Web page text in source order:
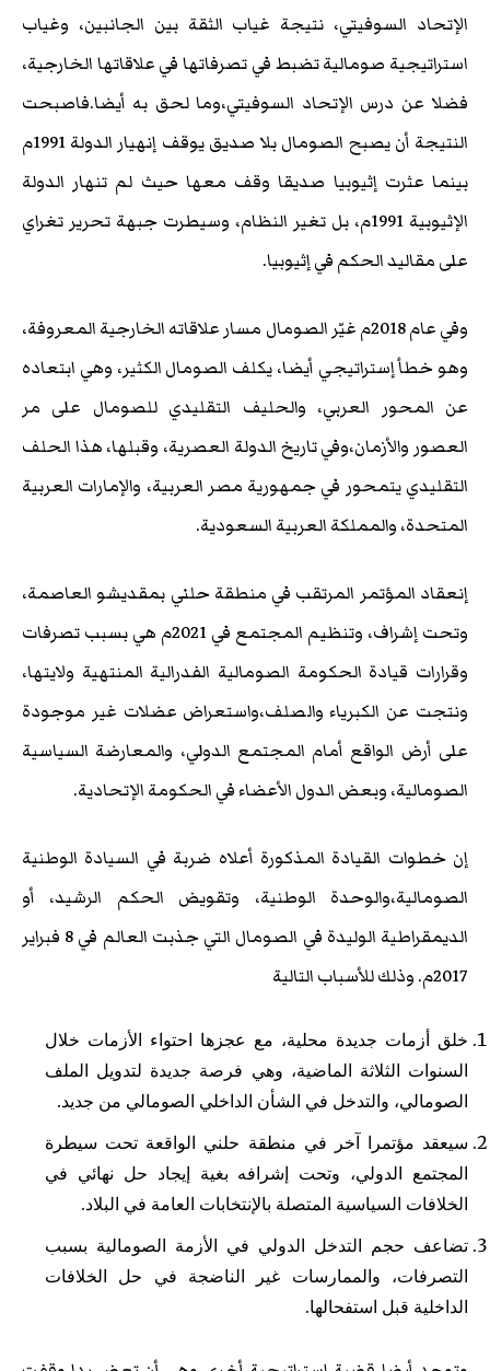
الإتحاد السوفيتي، نتيجة غياب الثقة بين الجانبين، وغياب
استراتيجية صومالية تضبط في تصرفاتها في علاقاتها الخارجية،
فضلا عن درس الإتحاد السوفيتي،وما لحق به أيضا.فاصبحت
النتيجة أن يصبح الصومال بلا صديق يوقف إنهيار الدولة 1991م
بينما عثرت إثيوبيا صديقا وقف معها حيث لم تنهار الدولة
الإثيوبية 1991م، بل تغير النظام، وسيطرت جبهة تحرير تغراي
على مقاليد الحكم في إثيوبيا.
وفي عام 2018م غيّر الصومال مسار علاقاته الخارجية المعروفة،
وهو خطأ إستراتيجي أيضا، يكلف الصومال الكثير، وهي ابتعاده
عن المحور العربي، والحليف التقليدي للصومال على مر
العصور والأزمان،وفي تاريخ الدولة العصرية، وقبلها، هذا الحلف
التقليدي يتمحور في جمهورية مصر العربية، والإمارات العربية
المتحدة، والمملكة العربية السعودية.
إنعقاد المؤتمر المرتقب في منطقة حلني بمقديشو العاصمة،
وتحت إشراف، وتنظيم المجتمع في 2021م هي بسبب تصرفات
وقرارات قيادة الحكومة الصومالية الفدرالية المنتهية ولايتها،
ونتجت عن الكبرياء والصلف،واستعراض عضلات غير موجودة
على أرض الواقع أمام المجتمع الدولي، والمعارضة السياسية
الصومالية، وبعض الدول الأعضاء في الحكومة الإتحادية.
إن خطوات القيادة المذكورة أعلاه ضربة في السيادة الوطنية
الصومالية،والوحدة الوطنية، وتقويض الحكم الرشيد، أو
الديمقراطية الوليدة في الصومال التي جذبت العالم في 8 فبراير
2017م. وذلك للأسباب التالية
خلق أزمات جديدة محلية، مع عجزها احتواء الأزمات خلال
السنوات الثلاثة الماضية، وهي فرصة جديدة لتدويل الملف
الصومالي، والتدخل في الشأن الداخلي الصومالي من جديد.
سيعقد مؤتمرا آخر في منطقة حلني الواقعة تحت سيطرة
المجتمع الدولي، وتحت إشرافه بغية إيجاد حل نهائي في
الخلافات السياسية المتصلة بالإنتخابات العامة في البلاد.
تضاعف حجم التدخل الدولي في الأزمة الصومالية بسبب
التصرفات، والممارسات غير الناضجة في حل الخلافات
الداخلية قبل استفحالها.